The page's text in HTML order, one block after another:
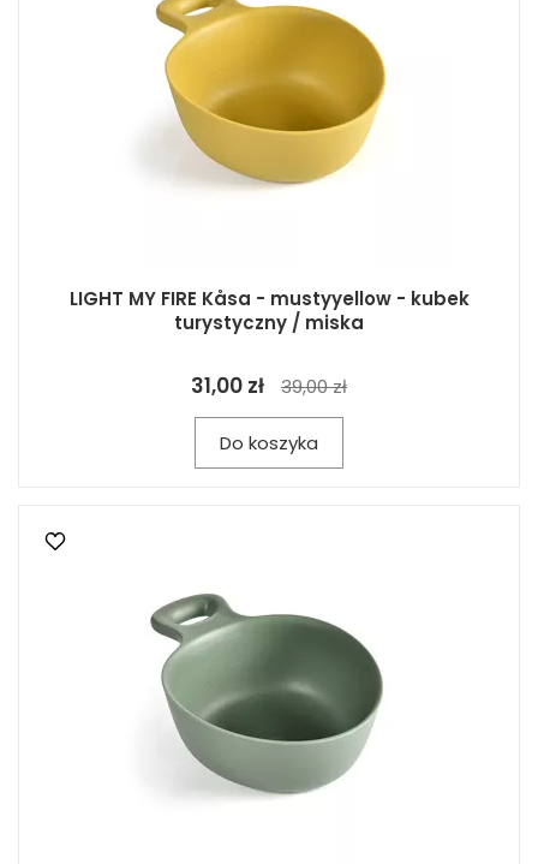
LIGHT MY FIRE Kåsa - mustyyellow - kubek
turystyczny / miska
31,00 zł 39,00 zł
Do koszyka